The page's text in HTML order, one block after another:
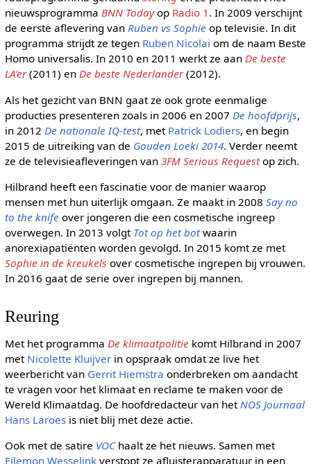
nieuwsprogramma BNN Todayop Radio 1 . In 2009 verschijnt
de eerste aflevering van Ruben vs Sophie op televisie. In dit
programma strijdt ze tegen Ruben Nicolai om de naam Beste
Homo universalis. In 2010 en 2011 werkt ze aan De beste
LA'er(2011) en De beste Nederlander(2012).
Als het gezicht van BNN gaat ze ook grote eenmalige
producties presenteren zoals in 2006 en 2007 De hoofdprijs,
in 2012 De nationale IQ-test, met Patrick Lodiers, en begin
2015 de uitreiking van de Gouden Loeki 2014. Verder neemt
ze de televisieafleveringen van 3FM Serious Requestop zich.
Hilbrand heeft een fascinatie voor de manier waarop
mensen met hun uiterlijk omgaan. Ze maakt in 2008 Say no
to the knife over jongeren die een cosmetische ingreep
overwegen. In 2013 volgt Tot op het botwaarin
anorexiapatiënten worden gevolgd. In 2015 komt ze met
Sophie in de kreukels over cosmetische ingrepen bij vrouwen.
In 2016 gaat de serie over ingrepen bij mannen.
Reuring
Met het programma De klimaatpolitie komt Hilbrand in 2007
met Nicolette Kluijverin opspraak omdat ze live het
weerbericht van Gerrit Hiemstra onderbreken om aandacht
te vragen voor het klimaat en reclame te maken voor de
Wereld Klimaatdag. De hoofdredacteur van hetNOS Journaal
Hans Laroesis niet blij met deze actie.
Ook met de satire VOChaalt ze het nieuws. Samen met
Filemon Wesselinkverstopt ze afluisterapparatuur in een